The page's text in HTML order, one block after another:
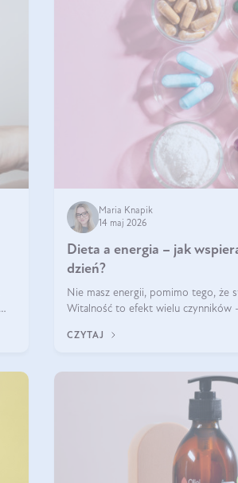
Maria Knapik
14 maj 2026
Dieta a energia – jak
dzień?
Nie masz energii, pomimo tego, że
Witalność to efekt wielu czynników
się w zależności od osoby
CZYTAJ